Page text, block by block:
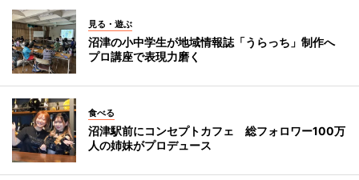
見る・遊ぶ
沼津の小中学生が地域情報誌「うらっち」制作へ
プロ講座で表現力磨く
食べる
沼津駅前にコンセプトカフェ 総フォロワー100万
人の姉妹がプロデュース